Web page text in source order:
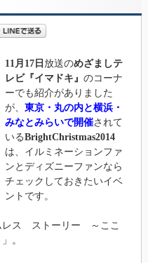
11月17日 放送のめざましテ
レビ『イマドキ』 のコーナ
ーでも紹介がありました
が、 東京・丸の内と横浜・
みなとみらいで開催されて
いるBrightChristmas2014
は、イルミネーションファ
ンとディズニーファンなら
チェックしておきたいイベ
ントです。
レス ストーリー ～ここ
。